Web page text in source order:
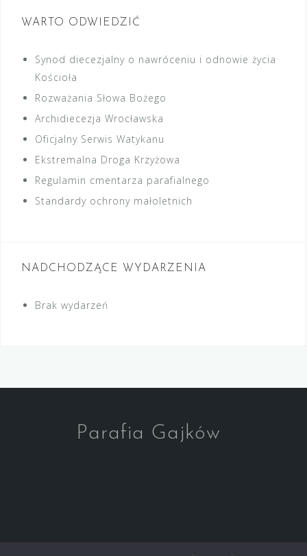
WARTO ODWIEDZIĆ
Synod diecezjalny o nawróceniu i odnowie życia
Kościoła
Rozważania Słowa Bożego
Archidiecezja Wrocławska
Oficjalny Serwis Watykanu
Ekstremalna Droga Krzyżowa
Regulamin cmentarza parafialnego
Standardy ochrony małoletnich
NADCHODZĄCE WYDARZENIA
Brak wydarzeń
Parafia Gajków